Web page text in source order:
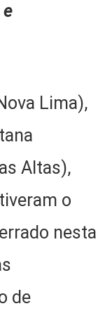
Lima),
Altas),
o
nesta
de